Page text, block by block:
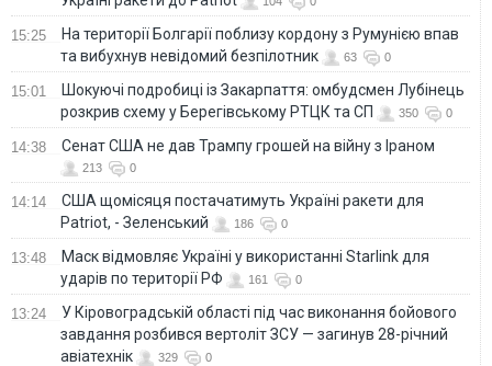
15:25
На території Болгарії поблизу кордону з Румунією впав
та вибухнув невідомий безпілотник
63 0
15:01
Шокуючі подробиці із Закарпаття: омбудсмен Лубінець
розкрив схему у Берегівському РТЦК та СП
350 0
14:38 Сенат США не дав Трампу грошей на війну з Іраном
213 0
14:14
США щомісяця постачатимуть Україні ракети для
Patriot, - Зеленський
186 0
13:48
Маск відмовляє Україні у використанні Starlink для
ударів по території РФ
161 0
13:24
У Кіровоградській області під час виконання бойового
завдання розбився вертоліт ЗСУ — загинув 28-річний
авіатехнік
329 0